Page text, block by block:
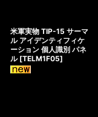
米軍実物 TIP-15 サーマ
ル アイデンティフィケ
ーション 個人識別 パネ
ル [TELM1F05]